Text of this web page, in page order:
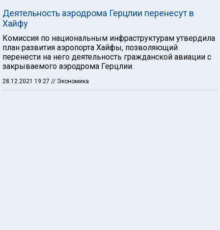
Деятельность аэродрома Герцлии перенесут в
Хайфу
Комиссия по национальным инфраструктурам утвердила
план развития аэропорта Хайфы, позволяющий
перенести на него деятельность гражданской авиации с
закрываемого аэродрома Герцлии.
28.12.2021 19:27 // Экономика